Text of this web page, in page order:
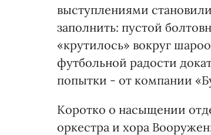
выступлениями
заполнить: пустой
«крутилось» вокруг
футбольной радости
попытки - от компании
Коротко о насыщении
оркестра и хора